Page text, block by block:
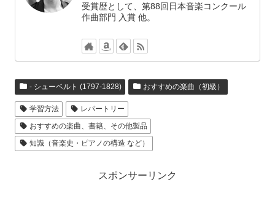
受賞歴として、第88回日本音楽コンクール
作曲部門 入賞 他。
- シューベルト (1797-1828) おすすめの楽曲（初級）
学習方法
レパートリー
おすすめの楽曲、書籍、その他製品
知識（音楽史・ピアノの構造 など）
スポンサーリンク